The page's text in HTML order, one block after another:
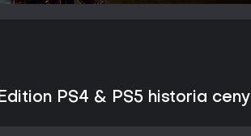
PS4 & PS5 historia ceny